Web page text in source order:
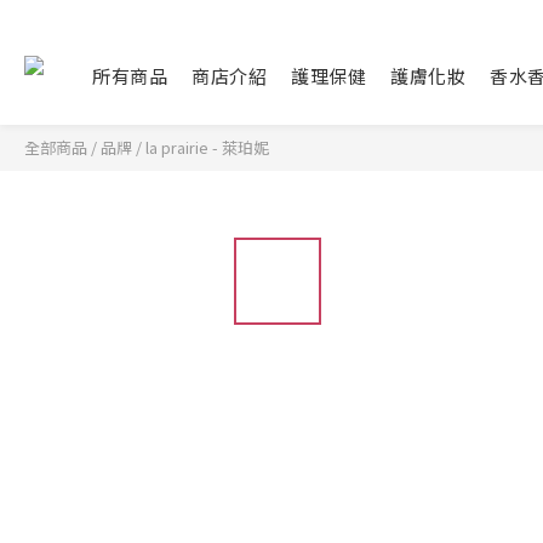
所有商品 商店介紹 護理保健 護膚化妝 香水
全部商品 / 品牌 / la prairie - 萊珀妮